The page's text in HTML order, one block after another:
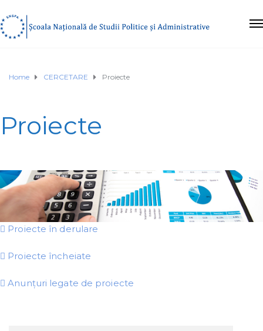
Home CERCETARE Proiecte
Proiecte
Proiecte în derulare
Proiecte încheiate
Anunțuri legate de proiecte